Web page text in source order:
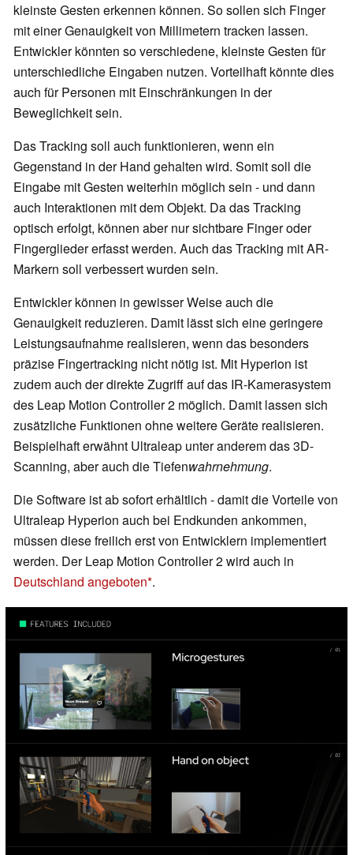
kleinste Gesten erkennen können. So sollen sich Finger
mit einer Genauigkeit von Millimetern tracken lassen.
Entwickler könnten so verschiedene, kleinste Gesten für
unterschiedliche Eingaben nutzen. Vorteilhaft könnte dies
auch für Personen mit Einschränkungen in der
Beweglichkeit sein.
Das Tracking soll auch funktionieren, wenn ein
Gegenstand in der Hand gehalten wird. Somit soll die
Eingabe mit Gesten weiterhin möglich sein - und dann
auch Interaktionen mit dem Objekt. Da das Tracking
optisch erfolgt, können aber nur sichtbare Finger oder
Fingerglieder erfasst werden. Auch das Tracking mit AR-
Markern soll verbessert wurden sein.
Entwickler können in gewisser Weise auch die
Genauigkeit reduzieren. Damit lässt sich eine geringere
Leistungsaufnahme realisieren, wenn das besonders
präzise Fingertracking nicht nötig ist. Mit Hyperion ist
zudem auch der direkte Zugriff auf das IR-Kamerasystem
des Leap Motion Controller 2 möglich. Damit lassen sich
zusätzliche Funktionen ohne weitere Geräte realisieren.
Beispielhaft erwähnt Ultraleap unter anderem das 3D-
Scanning, aber auch die Tiefenwahrnehmung.
Die Software ist ab sofort erhältlich - damit die Vorteile von
Ultraleap Hyperion auch bei Endkunden ankommen,
müssen diese freilich erst von Entwicklern implementiert
werden. Der Leap Motion Controller 2 wird auch in
Deutschland angeboten .